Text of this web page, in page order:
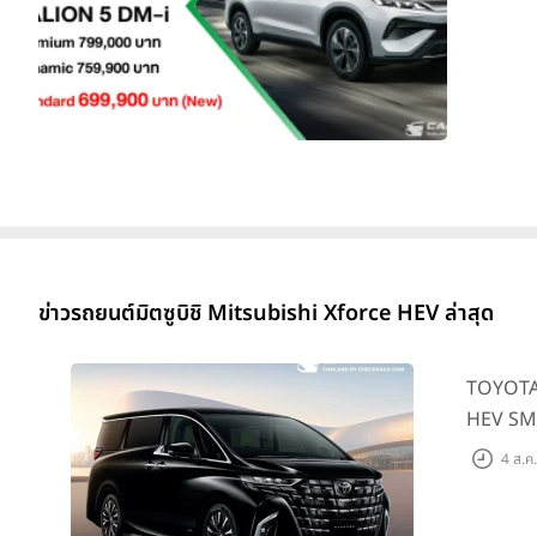
ข่าวรถยนต์มิตซูบิชิ Mitsubishi Xforce HEV ล่าสุด
HEV
4 ส.ค